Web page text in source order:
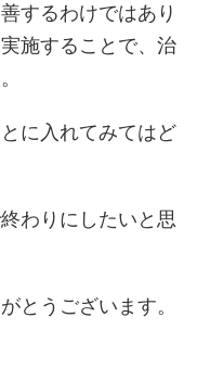
するわけではあり
施することで、治
に入れてみてはど
わりにしたいと思
とうございます。